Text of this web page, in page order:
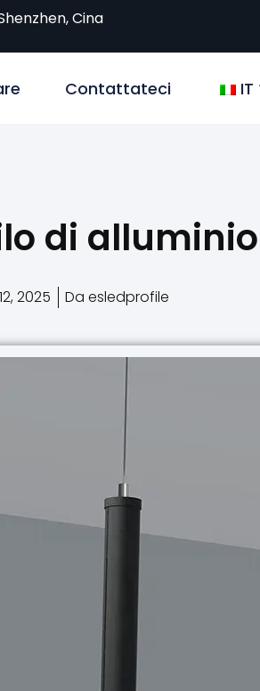
Cina
Contattateci IT
di
2025 Da esledprofile